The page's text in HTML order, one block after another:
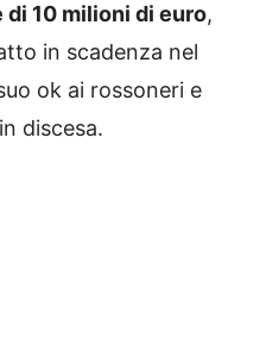
di 10 milioni di euro,
in scadenza nel
ok ai rossoneri e
discesa.